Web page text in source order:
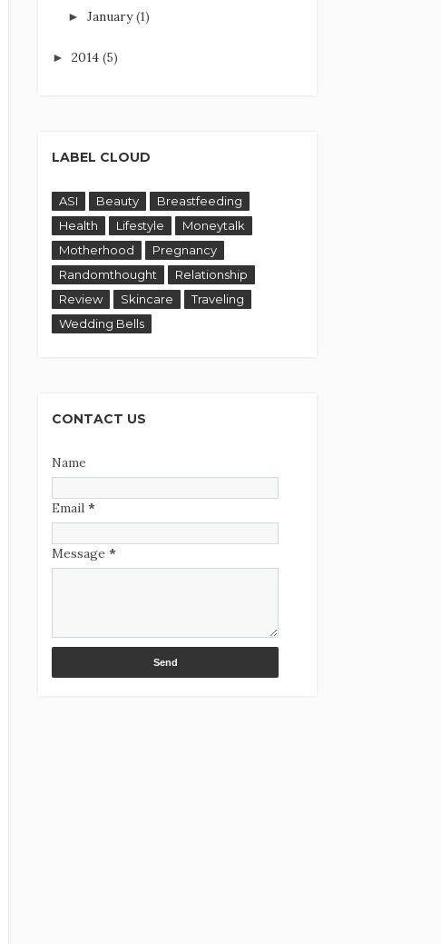
►January(1)
►2014(5)
LABEL CLOUD
ASI Beauty
Breastfeeding
Health
Lifestyle
Moneytalk
Motherhood
Pregnancy
Randomthought
Relationship
Review
Skincare
Traveling
Wedding Bells
CONTACT US
Name
Email*
Message*